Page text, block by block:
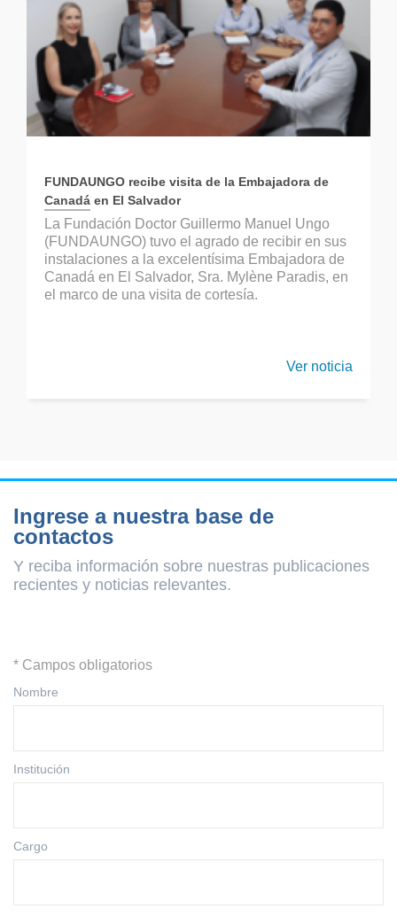
FUNDAUNGO recibe visita de la Embajadora de
Canadá en El Salvador
La Fundación Doctor Guillermo Manuel Ungo
(FUNDAUNGO) tuvo el agrado de recibir en sus
instalaciones a la excelentísima Embajadora de
Canadá en El Salvador, Sra. Mylène Paradis, en
el marco de una visita de cortesía.
Ver noticia
Ingrese a nuestra base de
contactos
Y reciba información sobre nuestras publicaciones
recientes y noticias relevantes.
* Campos obligatorios
Nombre
Institución
Cargo